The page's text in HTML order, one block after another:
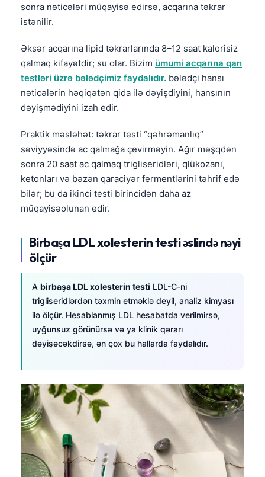
sonra nəticələri müqayisə edirsə, acqarına təkrar
istənilir.
Əksər acqarına lipid təkrarlarında 8–12 saat kalorisiz
qalmaq kifayətdir; su olar. Bizim ümumi acqarına qan
testləri üzrə bələdçimiz faydalıdır. bələdçi hansı
nəticələrin həqiqətən qida ilə dəyişdiyini, hansının
dəyişmədiyini izah edir.
Praktik məsləhət: təkrar testi “qəhrəmanlıq”
səviyyəsində ac qalmağa çevirməyin. Ağır məşqdən
sonra 20 saat ac qalmaq trigliseridləri, qlükozanı,
ketonları və bəzən qaraciyər fermentlərini təhrif edə
bilər; bu da ikinci testi birincidən daha az
müqayisəolunan edir.
Birbaşa LDL xolesterin testi əslində nəyi
ölçür
A birbaşa LDL xolesterin testi LDL-C-ni
trigliseridlərdən təxmin etməklə deyil, analiz kimyası
ilə ölçür. Hesablanmış LDL hesabatda verilmirsə,
uyğunsuz görünürsə və ya klinik qərarı
dəyişəcəkdirsə, ən çox bu hallarda faydalıdır.
Lietuvių kalba
Polski
한국어
Slovenščina
Magyar
বাংলা
اردو
मराठी
తెలుగు
ગુજરાતી
മലയാളം
Bahasa Melayu
Tiếng Việt
Tagalog
ไทย
ဗမာစာ
ភាសាខ្មែរ
Kiswahili
አማርኛ
O‘zbekcha